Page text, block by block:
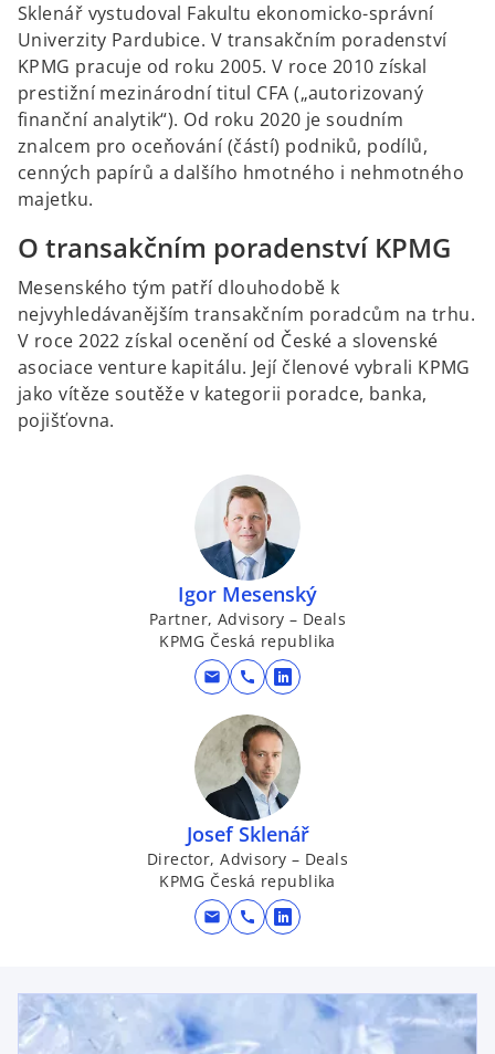
Sklenář vystudoval Fakultu ekonomicko-správní
Univerzity Pardubice. V transakčním poradenství
KPMG pracuje od roku 2005. V roce 2010 získal
prestižní mezinárodní titul CFA („autorizovaný
finanční analytik“). Od roku 2020 je soudním
znalcem pro oceňování (částí) podniků, podílů,
cenných papírů a dalšího hmotného i nehmotného
majetku.
O transakčním poradenství KPMG
Mesenského tým patří dlouhodobě k
nejvyhledávanějším transakčním poradcům na trhu.
V roce 2022 získal ocenění od České a slovenské
asociace venture kapitálu. Její členové vybrali KPMG
jako vítěze soutěže v kategorii poradce, banka,
pojišťovna.
Igor Mesenský
Partner, Advisory – Deals
KPMG Česká republika
mail call
o
e
n
s
n
a
n
e
Josef Sklenář
Director, Advisory – Deals
KPMG Česká republika
mail call
o
opens in a new tab